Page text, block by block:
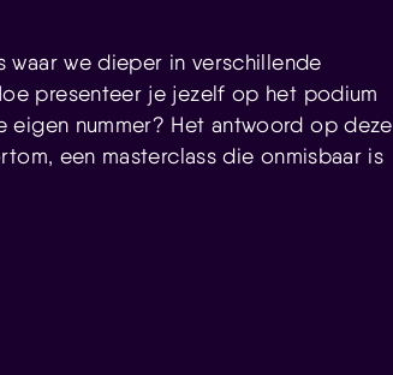
waar we dieper in verschillende
presenteer je jezelf op het podium
eigen nummer? Het antwoord op deze
een masterclass die onmisbaar is